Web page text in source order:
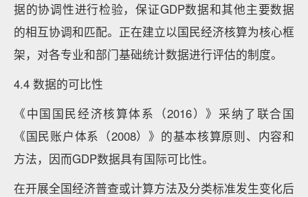
据的协调性进行检验，保证GDP数据和其他主要数据
的相互协调和匹配。正在建立以国民经济核算为核心框
架，对各专业和部门基础统计数据进行评估的制度。
4.4 数据的可比性
《中国国民经济核算体系（2016）》采纳了联合国
《国民账户体系（2008）》的基本核算原则、内容和
方法，因而GDP数据具有国际可比性。
在开展全国经济普查或计算方法及分类标准发生变化后